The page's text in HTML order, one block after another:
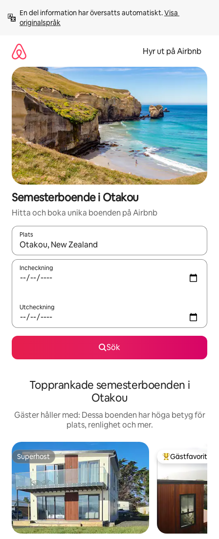
innehåll
En del information har översatts automatiskt. Visa
originalspråk
Hyr ut på Airbnb
Semesterboende i Otakou
Hitta och boka unika boenden på Airbnb
Plats
När resultaten är tillgängliga kan du navigera med upp- och
Incheckning
Utcheckning
Sök
Topprankade semesterboenden i
Otakou
Gäster håller med: Dessa boenden har höga betyg för
plats, renlighet och mer.
Superhost
Superhost Populär
Gästfavorit